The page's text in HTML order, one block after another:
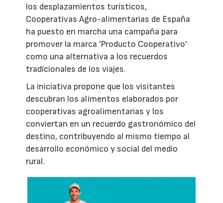
los desplazamientos turísticos,
Cooperativas Agro-alimentarias de España
ha puesto en marcha una campaña para
promover la marca 'Producto Cooperativo'
como una alternativa a los recuerdos
tradicionales de los viajes.
La iniciativa propone que los visitantes
descubran los alimentos elaborados por
cooperativas agroalimentarias y los
conviertan en un recuerdo gastronómico del
destino, contribuyendo al mismo tiempo al
desarrollo económico y social del medio
rural.